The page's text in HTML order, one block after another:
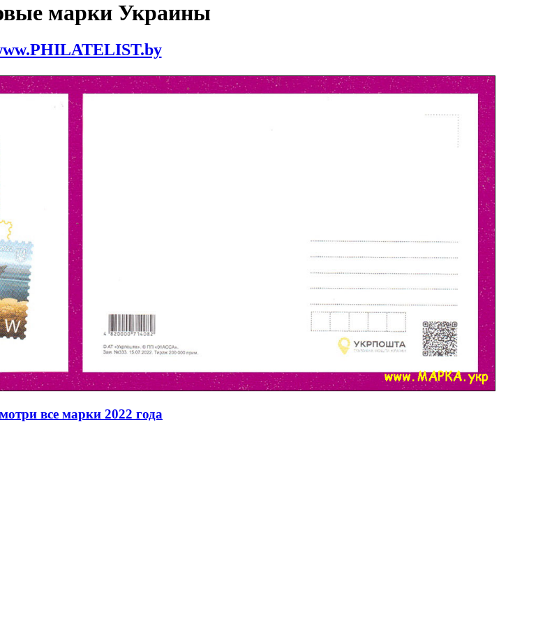
марки Украины
все марки 2022 года